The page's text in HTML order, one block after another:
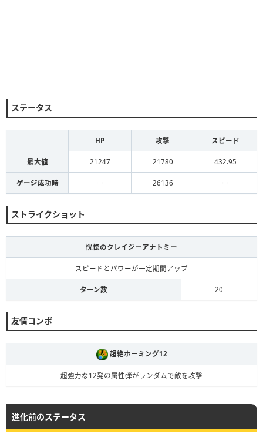
ステータス
HP 攻撃 スピード
最大値 21247 21780 432.95
ゲージ成功時 ー 26136 ー
ストライクショット
恍惚のクレイジーアナトミー
スピードとパワーが一定期間アップ
ターン数 20
友情コンボ
超絶ホーミング12
超強力な12発の属性弾がランダムで敵を攻撃
進化前のステータス